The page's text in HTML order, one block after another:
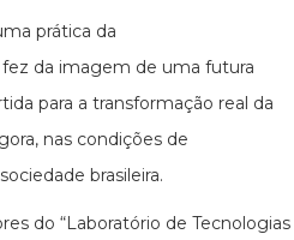
prática da
da imagem de uma futura
para a transformação real da
nas condições de
brasileira.
do “Laboratório de Tecnologias